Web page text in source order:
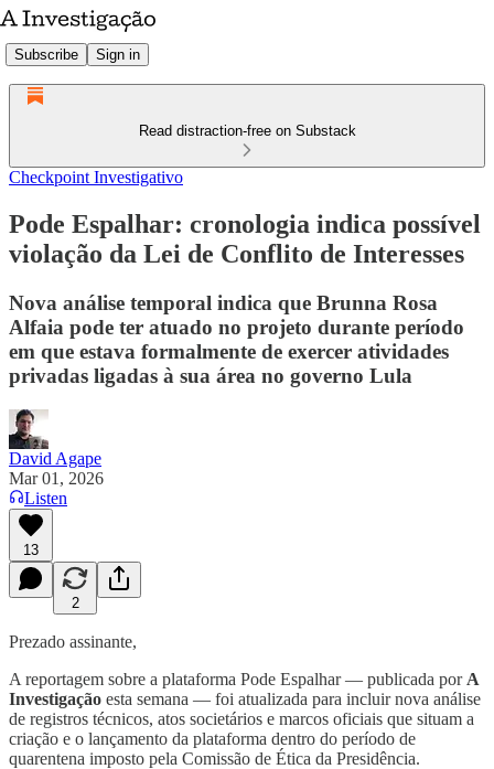
Subscribe Sign in
Read distraction-free on Substack
Checkpoint Investigativo
Pode Espalhar: cronologia indica possível
violação da Lei de Conflito de Interesses
Nova análise temporal indica que Brunna Rosa
Alfaia pode ter atuado no projeto durante período
em que estava formalmente de exercer atividades
privadas ligadas à sua área no governo Lula
David Agape
Mar 01, 2026
Listen
13
2
Prezado assinante,
A reportagem sobre a plataforma Pode Espalhar — publicada por A
Investigação esta semana — foi atualizada para incluir nova análise
de registros técnicos, atos societários e marcos oficiais que situam a
criação e o lançamento da plataforma dentro do período de
quarentena imposto pela Comissão de Ética da Presidência.